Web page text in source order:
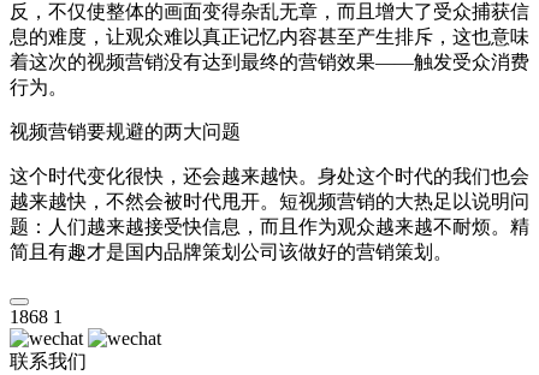
反，不仅使整体的画面变得杂乱无章，而且增大了受众捕获信
息的难度，让观众难以真正记忆内容甚至产生排斥，这也意味
着这次的视频营销没有达到最终的营销效果——触发受众消费
行为。
视频营销要规避的两大问题
这个时代变化很快，还会越来越快。身处这个时代的我们也会
越来越快，不然会被时代甩开。短视频营销的大热足以说明问
题：人们越来越接受快信息，而且作为观众越来越不耐烦。精
简且有趣才是国内品牌策划公司该做好的营销策划。
1868 1
联系我们